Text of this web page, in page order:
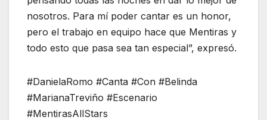
nosotros. Para mí poder cantar es un honor,
pero el trabajo en equipo hace que Mentiras y
todo esto que pasa sea tan especial”, expresó.
#DanielaRomo #Canta #Con #Belinda
#MarianaTreviño #Escenario
#MentirasAllStars